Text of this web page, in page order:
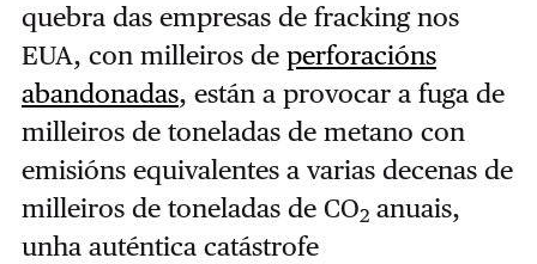
quebra das empresas de fracking nos
EUA, con milleiros de perforacións
abandonadas, están a provocar a fuga de
milleiros de toneladas de metano con
emisións equivalentes a varias decenas de
milleiros de toneladas de CO2anuais,
unha auténtica catástrofe